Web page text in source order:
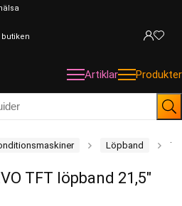
Artiklar Produkter
Löpband
TFT löpband 21,5″